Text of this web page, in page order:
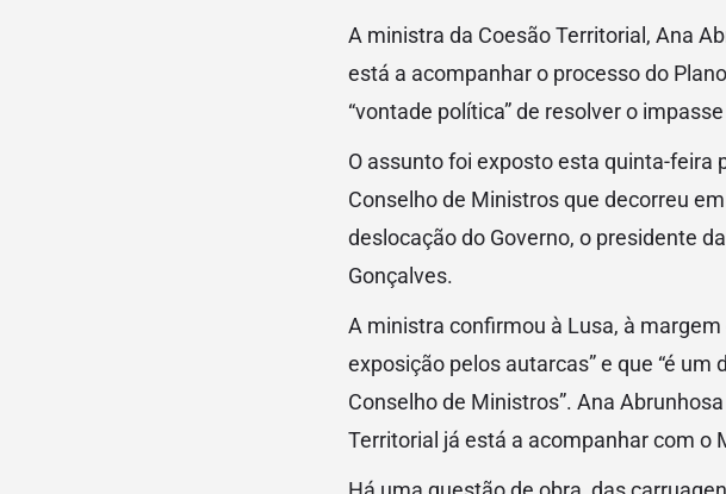
A ministra da Coesão Territorial, Ana
está a acompanhar o processo do
“vontade política” de resolver o
O assunto foi exposto esta quinta-feira
Conselho de Ministros que decorreu
deslocação do Governo, o presidente
Gonçalves.
A ministra confirmou à Lusa, à
exposição pelos autarcas” e que “é um
Conselho de Ministros”. Ana
Territorial já está a acompanhar com o